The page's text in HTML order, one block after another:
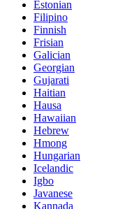
Estonian
Filipino
Finnish
Frisian
Galician
Georgian
Gujarati
Haitian
Hausa
Hawaiian
Hebrew
Hmong
Hungarian
Icelandic
Igbo
Javanese
Kannada